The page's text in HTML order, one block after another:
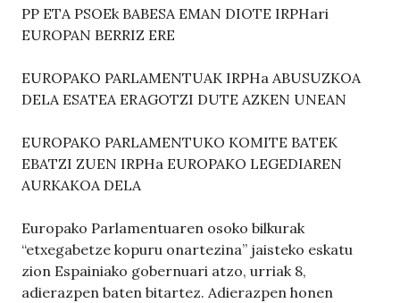
PP ETA PSOEk BABESA EMAN DIOTE IRPHari
EUROPAN BERRIZ ERE
EUROPAKO PARLAMENTUAK IRPHa ABUSUZKOA
DELA ESATEA ERAGOTZI DUTE AZKEN UNEAN
EUROPAKO PARLAMENTUKO KOMITE BATEK
EBATZI ZUEN IRPHa EUROPAKO LEGEDIAREN
AURKAKOA DELA
Europako Parlamentuaren osoko bilkurak
“etxegabetze kopuru onartezina” jaisteko eskatu
zion Espainiako gobernuari atzo, urriak 8,
adierazpen baten bitartez. Adierazpen honen